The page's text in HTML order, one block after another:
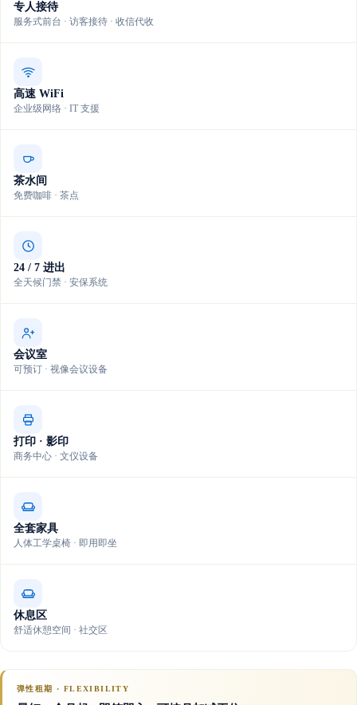
专人接待
服务式前台 · 访客接待 · 收信代收
高速 WiFi
企业级网络 · IT 支援
茶水间
免费咖啡 · 茶点
24 / 7 进出
全天候门禁 · 安保系统
会议室
可预订 · 视像会议设备
打印 · 影印
商务中心 · 文仪设备
全套家具
人体工学桌椅 · 即用即坐
休息区
舒适休憩空间 · 社交区
弹性租期 · FLEXIBILITY